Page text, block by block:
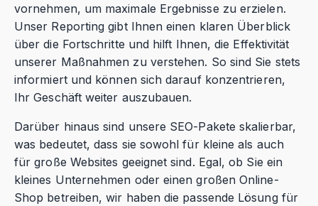
vornehmen, um maximale Ergebnisse zu erzielen.
Unser Reporting gibt Ihnen einen klaren Überblick
über die Fortschritte und hilft Ihnen, die Effektivität
unserer Maßnahmen zu verstehen. So sind Sie stets
informiert und können sich darauf konzentrieren,
Ihr Geschäft weiter auszubauen.
Darüber hinaus sind unsere SEO-Pakete skalierbar,
was bedeutet, dass sie sowohl für kleine als auch
für große Websites geeignet sind. Egal, ob Sie ein
kleines Unternehmen oder einen großen Online-
Shop betreiben, wir haben die passende Lösung für